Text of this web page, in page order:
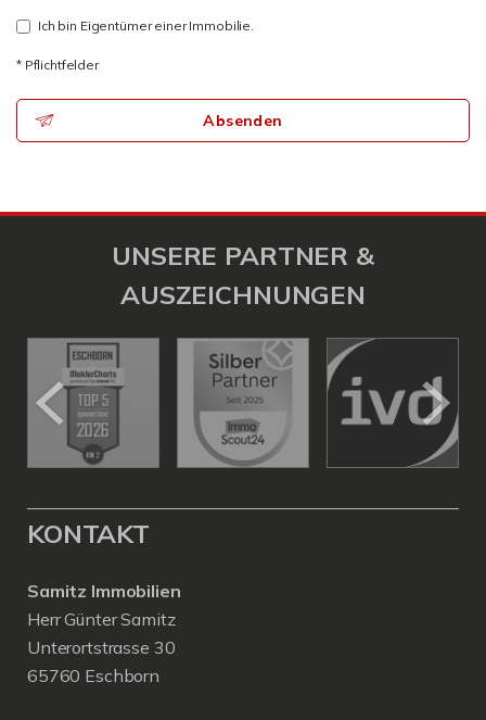
Ich bin Eigentümer einer Immobilie.
* Pflichtfelder
Absenden
UNSERE PARTNER &
AUSZEICHNUNGEN
KONTAKT
Samitz Immobilien
Herr Günter Samitz
Unterortstrasse 30
65760 Eschborn